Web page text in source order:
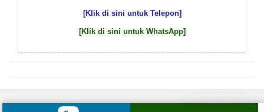
[Klik di sini untuk Telepon]
[Klik di sini untuk WhatsApp]